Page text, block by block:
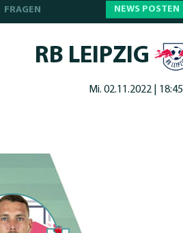
FRAGEN NEWS POSTEN
RB LEIPZIG
Mi. 02.11.2022 | 18:45